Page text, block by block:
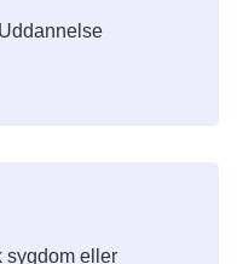
sygdom eller